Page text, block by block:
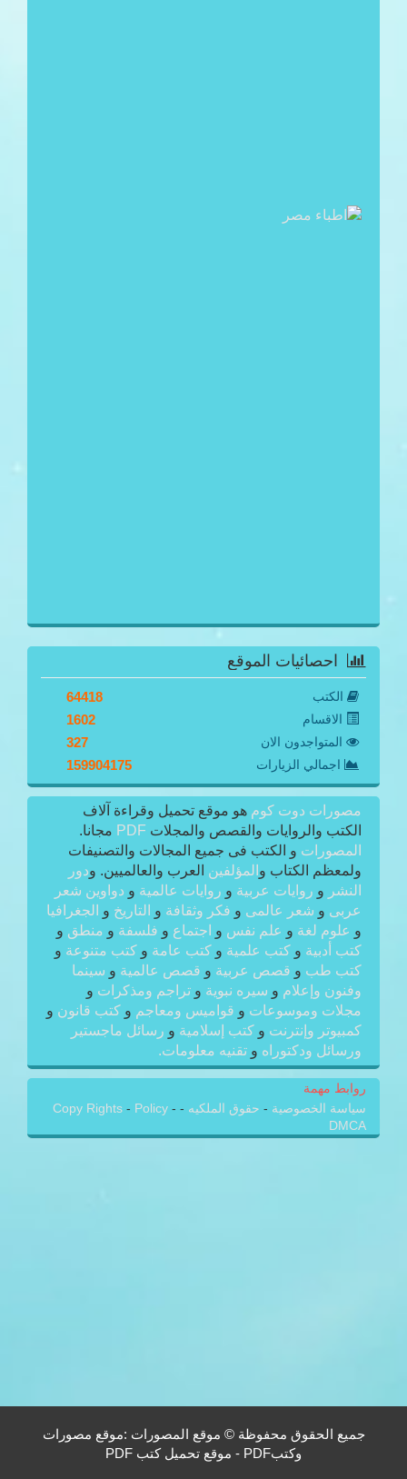
احصائيات الموقع
الكتب 64418
الاقسام 1602
المتواجدون الان 327
اجمالي الزيارات 159904175
مصورات دوت كوم هو موقع تحميل وقراءة آلاف
الكتب والروايات والقصص والمجلات PDF مجانا.
المصورات و الكتب فى جميع المجالات والتصنيفات
ولمعظم الكتاب و المؤلفين العرب والعالميين. ودور
النشر و روايات عربية و روايات عالمية و دواوين شعر
عربى و شعر عالمى و فكر وثقافة و التاريخ و الجغرافيا
و علوم لغة و علم نفس و اجتماع و فلسفة و منطق و
كتب أدبية و كتب علمية و كتب عامة و كتب متنوعة و
كتب طب و قصص عربية و قصص عالمية و سينما
وفنون وإعلام و سيره نبوية و تراجم ومذكرات و
مجلات وموسوعات و قواميس ومعاجم و كتب قانون و
كمبيوتر وإنترنت و كتب إسلامية و رسائل ماجستير
ورسائل ودكتوراه و تقنيه معلومات.
روابط مهمة
سياسة الخصوصية - حقوق الملكيه -
Copy Rights - Policy -
DMCA
جميع الحقوق محفوظة © موقع المصورات :موقع مصورات
وكتبPDF - موقع تحميل كتب PDF